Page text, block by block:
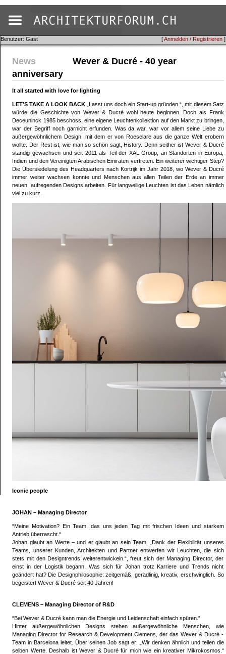
[Anmelden / Registrieren ]
Benutzer: Gast
News
Wever & Ducré - 40 year
anniversary
It all started with love for lighting
LET’S TAKE A LOOK BACK „Lasst uns doch ein Start-up gründen.“, mit diesem Satz
würde die Geschichte von Wever & Ducré wohl heute beginnen. Doch als Frank
Deceuninck 1985 beschoss, eine eigene Leuchtenkollektion auf den Markt zu bringen,
war der Begriff noch garnicht erfunden. Was da war, war vor allem seine Liebe zu
außergewöhnlichem Design, mit dem er von Roeselare aus die ganze Welt erobern
wollte. Der Rest ist, wie man so schön sagt, History. Denn seither ist Wever & Ducré
ständig gewachsen und seit 2011 als Teil der XAL Group, an Standorten in Europa,
Indien und den Vereinigten Arabischen Emiraten vertreten. Ein weiterer wichtiger Step?
Die Übersiedelung des Headquarters nach Kortrijk im Jahr 2018, wo Wever & Ducré
immer weiter wachsen konnte und Menschen aus allen Teilen der Erde an immer
neuen, aufregenden Designs arbeiten. Für langweilige Leuchten ist das Leben nämlich
viel zu kurz.
Iconic people
JOHAN – Managing Director
“Meine Motivation? Ein Team, das uns jeden Tag mit frischen Ideen und starkem
Antrieb überrascht.“
Johan glaubt an Werte – und er glaubt an sein Team. „Dank der Flexibilität unseres
Teams, unserer Kunden, Architekten und Partner entwerfen wir Leuchten, die sich
stets mit den Designtrends weiterentwickeln.“, freut sich der Managing Director, der
einst in der Logistik begann. Was sich für Johan trotz Karriere und Trends nicht
geändert hat? Die Designphilosophie: zeitgemäß, geradlinig, kreativ, erschwinglich. So
begeistert Wever & Ducré seit 40 Jahren!
CLEMENS – Managing Director of R&D
“Bei Wever & Ducré kann man die Energie und Leidenschaft einfach spüren.”
Hinter außergewöhnlichen Designs stehen außergewöhnliche Menschen, wie
Managing Director for Research & Development Clemens, der das Wever & Ducré -
Team in Barcelona leitet. Über seinen Job sagt er: „Wir denken ähnlich und teilen die
selben Werte. Deshalb ist Wever & Ducré für mich wie ein kreativer Mikrokosmos.“